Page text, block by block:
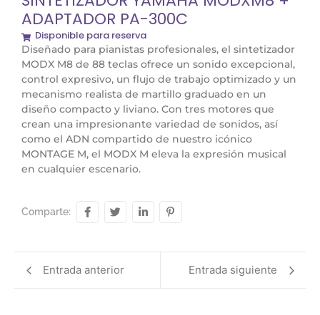
ADAPTADOR PA-300C
Disponible para reserva
Diseñado para pianistas profesionales, el sintetizador
MODX M8 de 88 teclas ofrece un sonido excepcional,
control expresivo, un flujo de trabajo optimizado y un
mecanismo realista de martillo graduado en un
diseño compacto y liviano. Con tres motores que
crean una impresionante variedad de sonidos, así
como el ADN compartido de nuestro icónico
MONTAGE M, el MODX M eleva la expresión musical
en cualquier escenario.
Comparte:
Entrada anterior Entrada siguiente